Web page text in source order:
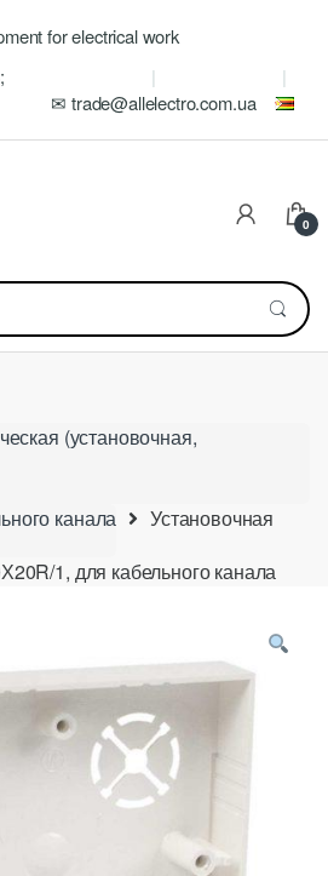
for electrical work
✉ trade@allelectro.com.ua
0
(установочная,
канала
Установочная
1, для кабельного канала